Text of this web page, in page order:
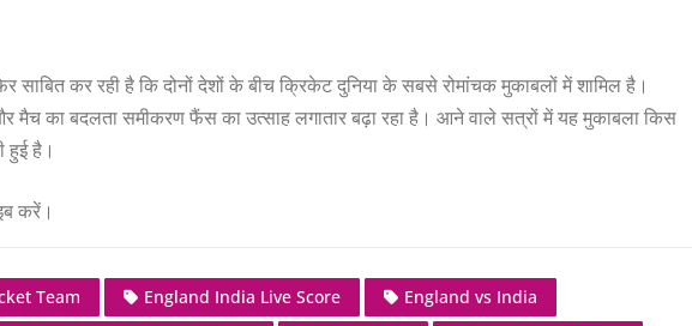
साबित कर रही है कि दोनों देशों के बीच क्रिकेट दुनिया के सबसे रोमांचक मुकाबलों में शामिल है।
और मैच का बदलता समीकरण फैंस का उत्साह लगातार बढ़ा रहा है। आने वाले सत्रों में यह मुकाबला किस
हुई है।
करें।
Team England India Live Score
England vs India